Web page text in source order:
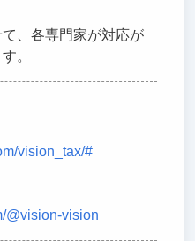
、各専門家が対応が
。
vision_tax/#
@vision-vision